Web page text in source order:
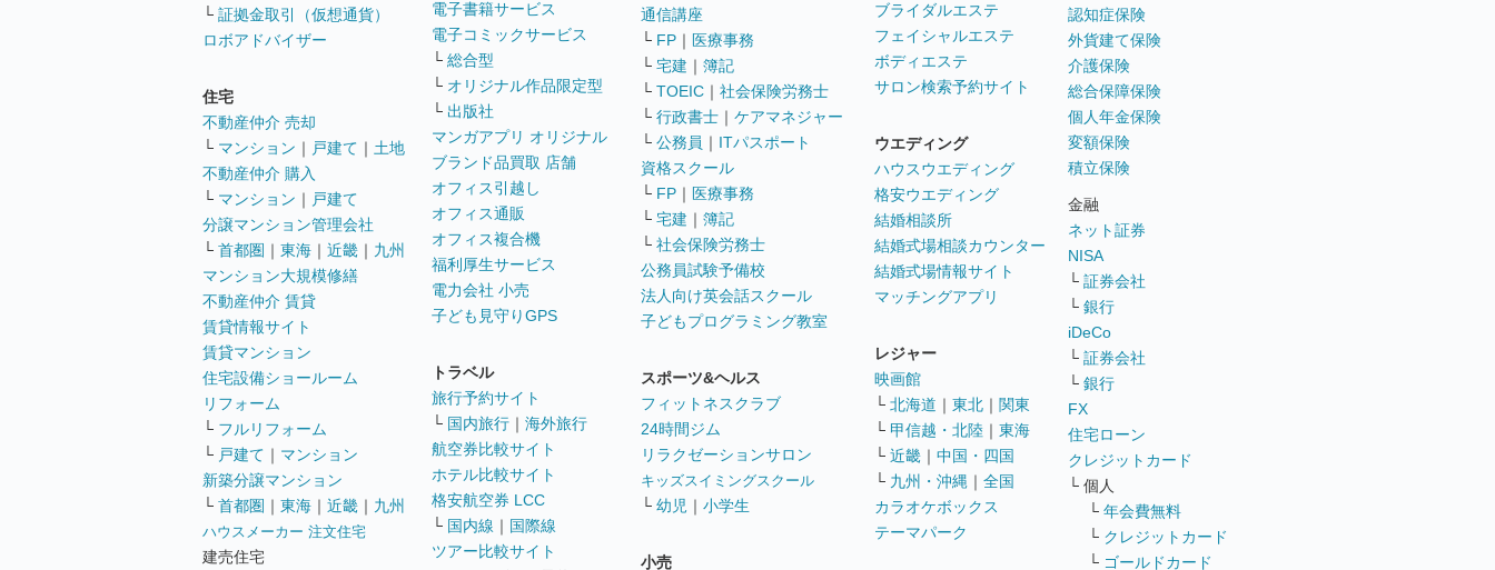
└ 証拠金取引（仮想通貨）
ロボアドバイザー
住宅
不動産仲介 売却
└ マンション ｜ 戸建て ｜ 土地
不動産仲介 購入
└ マンション ｜ 戸建て
分譲マンション管理会社
└ 首都圏 ｜ 東海 ｜ 近畿 ｜ 九州
マンション大規模修繕
不動産仲介 賃貸
賃貸情報サイト
賃貸マンション
住宅設備ショールーム
リフォーム
└ フルリフォーム
└ 戸建て ｜ マンション
新築分譲マンション
└ 首都圏 ｜ 東海 ｜ 近畿 ｜ 九州
ハウスメーカー 注文住宅
建売住宅
電子書籍サービス
電子コミックサービス
└ 総合型
└ オリジナル作品限定型
└ 出版社
マンガアプリ オリジナル
ブランド品買取 店舗
オフィス引越し
オフィス通販
オフィス複合機
福利厚生サービス
電力会社 小売
子ども見守りGPS
トラベル
旅行予約サイト
└ 国内旅行 ｜ 海外旅行
航空券比較サイト
ホテル比較サイト
格安航空券 LCC
└ 国内線 ｜ 国際線
ツアー比較サイト
通信講座
└ FP ｜ 医療事務
└ 宅建 ｜ 簿記
└ TOEIC ｜ 社会保険労務士
└ 行政書士 ｜ ケアマネジャー
└ 公務員 ｜ ITパスポート
資格スクール
└ FP ｜ 医療事務
└ 宅建 ｜ 簿記
└ 社会保険労務士
公務員試験予備校
法人向け英会話スクール
子どもプログラミング教室
スポーツ&ヘルス
フィットネスクラブ
24時間ジム
リラクゼーションサロン
キッズスイミングスクール
└ 幼児 ｜ 小学生
小売
ブライダルエステ
フェイシャルエステ
ボディエステ
サロン検索予約サイト
ウエディング
ハウスウエディング
格安ウエディング
結婚相談所
結婚式場相談カウンター
結婚式場情報サイト
マッチングアプリ
レジャー
映画館
└ 北海道 ｜ 東北 ｜ 関東
└ 甲信越・北陸 ｜ 東海
└ 近畿 ｜ 中国・四国
└ 九州・沖縄 ｜ 全国
カラオケボックス
テーマパーク
認知症保険
外貨建て保険
介護保険
総合保障保険
個人年金保険
変額保険
積立保険
金融
ネット証券
NISA
└ 証券会社
└ 銀行
iDeCo
└ 証券会社
└ 銀行
FX
住宅ローン
クレジットカード
└ 個人
└ 年会費無料
└ クレジットカード
└ ゴールドカード